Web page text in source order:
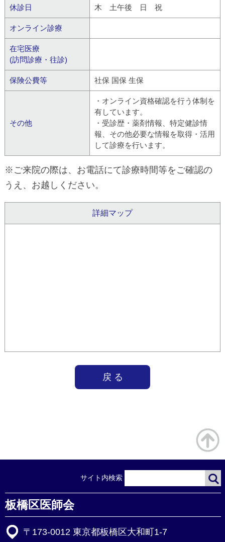
休診日 木 土午後 日 祝
オンライン診療
在宅医療
(訪問診療・往診)
保険公費等 社保 国保 生保
その他
・オンライン資格確認を行う体制を
有しています。
・受診歴・薬剤情報、特定健診情
報、その他必要な情報を取得・活用
して診療を行います。
※ご来院の際は、お電話にて診療時間等をご確認の
うえ、お越しください。
詳細マップ
戻 る
サイト内検索
板橋区医師会
〒173-0012 東京都板橋区大和町1-7